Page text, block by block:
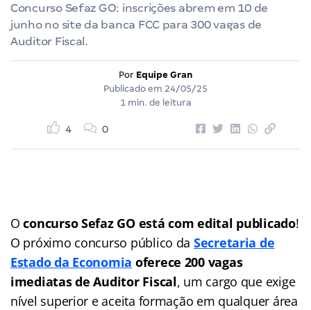
Concurso Sefaz GO: inscrições abrem em 10 de
junho no site da banca FCC para 300 vagas de
Auditor Fiscal.
Por Equipe Gran
Publicado em 24/05/25
1 min. de leitura
4 0
Oconcurso Sefaz GO está com edital publicado!
O próximo concurso público da Secretaria de
Estado da Economia oferece 200 vagas
imediatas de Auditor Fiscal, um cargo que exige
nível superior e aceita formação em qualquer área